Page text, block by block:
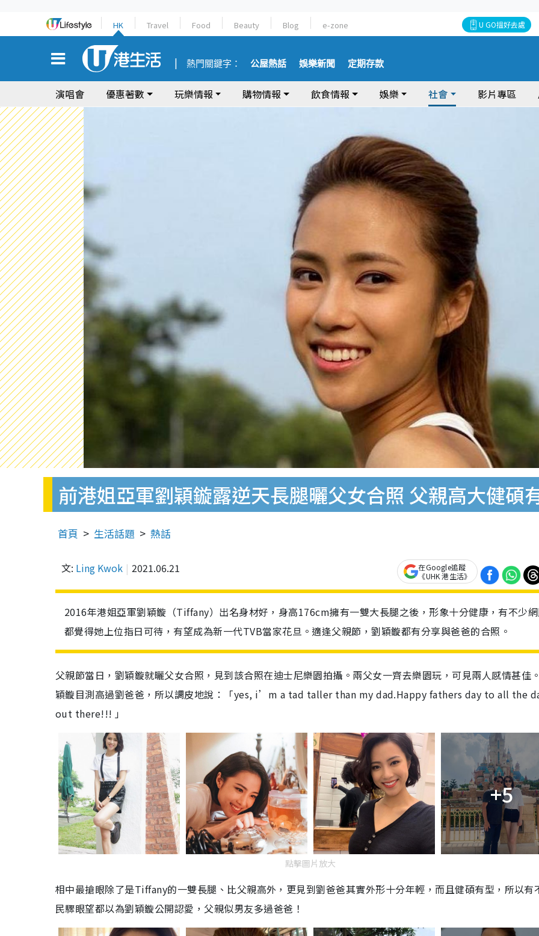
HK Travel Food Beauty Blog e-zone U GO搵好去處
熱門關鍵字： 公屋熱話 娛樂新聞 定期存款
演唱會 優惠著數 玩樂情報 購物情報 飲食情報 娛樂 社會 影片專區
前港姐亞軍劉穎鏇露逆天長腿曬父女合照 父親高大健碩
首頁 生活話題 熱話
文: Ling Kwok 2021.06.21
在Google追蹤
《UHK 港生活》
2016年港姐亞軍劉穎鏇（Tiffany）出名身材好，身高176cm擁有一雙大長腿之後，形象十分健康，有不少
都覺得她上位指日可待，有望成為新一代TVB當家花旦。適逢父親節，劉穎鏇都有分享與爸爸的合照。
父親節當日，劉穎鏇就曬父女合照，見到該合照在迪士尼樂園拍攝。兩父女一齊去樂園玩，可見兩人感情甚佳
穎鏇目測高過劉爸爸，所以調皮地說：「yes, i’m a tad taller than my dad.Happy fathers day to all the
out there!!! 」
+5
點擊圖片放大
相中最搶眼除了是Tiffany的一雙長腿、比父親高外，更見到劉爸爸其實外形十分年輕，而且健碩有型，所以有
民驟眼望都以為劉穎鏇公開認愛，父親似男友多過爸爸！